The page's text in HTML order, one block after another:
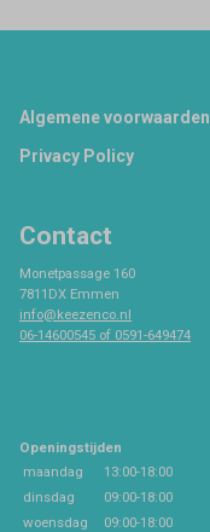
Footer
Algemene voorwaarden
Privacy Policy
Contact
Monetpassage 160
7811DX Emmen
info@keezenco.nl
06-14600545 of 0591-649474
Openingstijden
maandag
13:00-18:00
dinsdag
09:00-18:00
woensdag
09:00-18:00